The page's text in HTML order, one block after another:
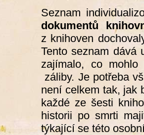
Seznam
dokumentů
z knihoven
Tento seznam dává
zajímalo, co
záliby. Je potřeba
není celkem tak, jak
každé ze šesti
historii po smrti
týkající se této